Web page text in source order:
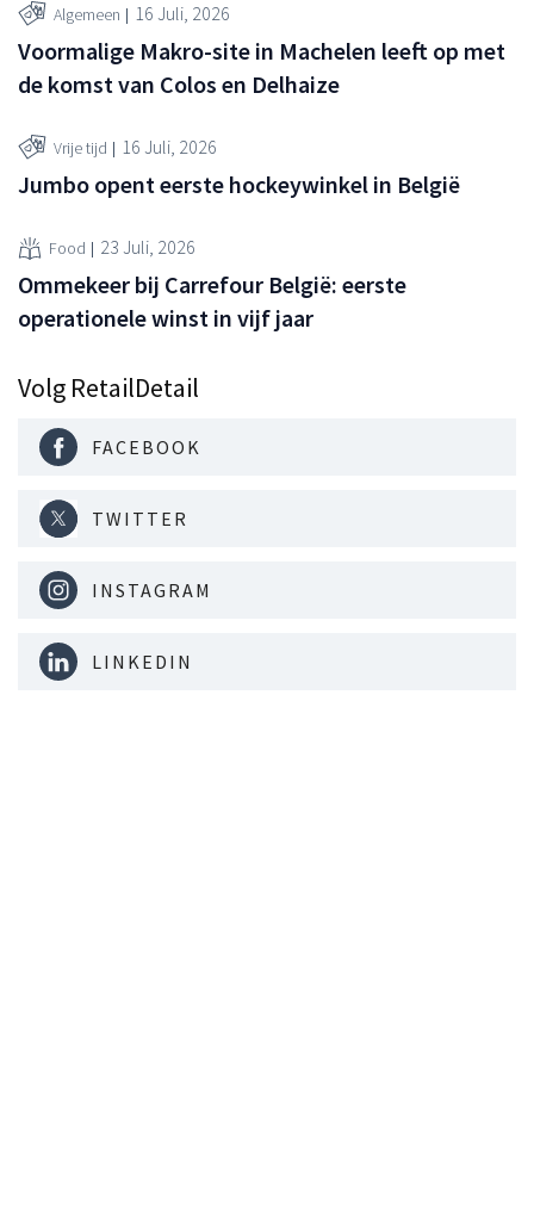
Algemeen 16 Juli, 2026
Voormalige Makro-site in Machelen leeft op met
de komst van Colos en Delhaize
Vrije tijd 16 Juli, 2026
Jumbo opent eerste hockeywinkel in België
Food 23 Juli, 2026
Ommekeer bij Carrefour België: eerste
operationele winst in vijf jaar
Volg RetailDetail
FACEBOOK
TWITTER
INSTAGRAM
LINKEDIN